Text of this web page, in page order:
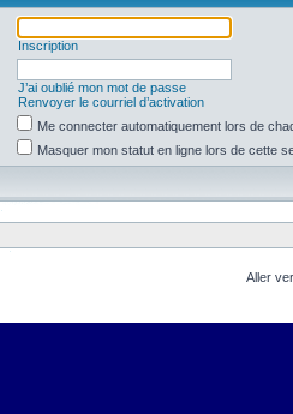
Inscription
J’ai oublié mon mot de passe
Renvoyer le courriel d’activation
Me connecter automatiquement lors de
Masquer mon statut en ligne lors de cette
Aller